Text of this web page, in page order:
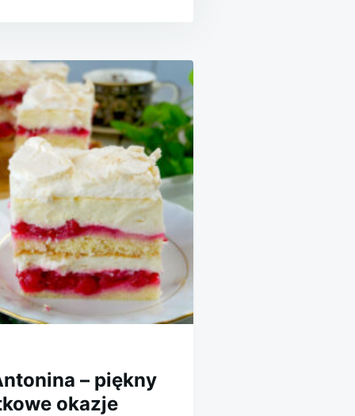
– piękny
okazje